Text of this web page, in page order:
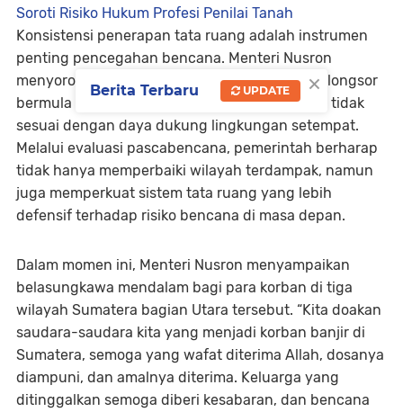
Soroti Risiko Hukum Profesi Penilai Tanah
Konsistensi penerapan tata ruang adalah instrumen
penting pencegahan bencana. Menteri Nusron
menyoroti bahwa banyak kejadian banjir atau longsor
bermula dari praktik pemanfaatan ruang yang tidak
sesuai dengan daya dukung lingkungan setempat.
Melalui evaluasi pascabencana, pemerintah berharap
tidak hanya memperbaiki wilayah terdampak, namun
juga memperkuat sistem tata ruang yang lebih
defensif terhadap risiko bencana di masa depan.
Dalam momen ini, Menteri Nusron menyampaikan
belasungkawa mendalam bagi para korban di tiga
wilayah Sumatera bagian Utara tersebut. “Kita doakan
saudara-saudara kita yang menjadi korban banjir di
Sumatera, semoga yang wafat diterima Allah, dosanya
diampuni, dan amalnya diterima. Keluarga yang
ditinggalkan semoga diberi kesabaran, dan bencana
×
Berita Terbaru UPDATE